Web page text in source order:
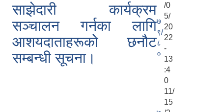
साझेदारी कार्यक्रम
सञ्चालन गर्नका लागि
आशयदाताहरूको छनौट
सम्बन्धी सूचना।
७
९/
८
०
/0
5/
20
22
-
13
:4
0
11/
15